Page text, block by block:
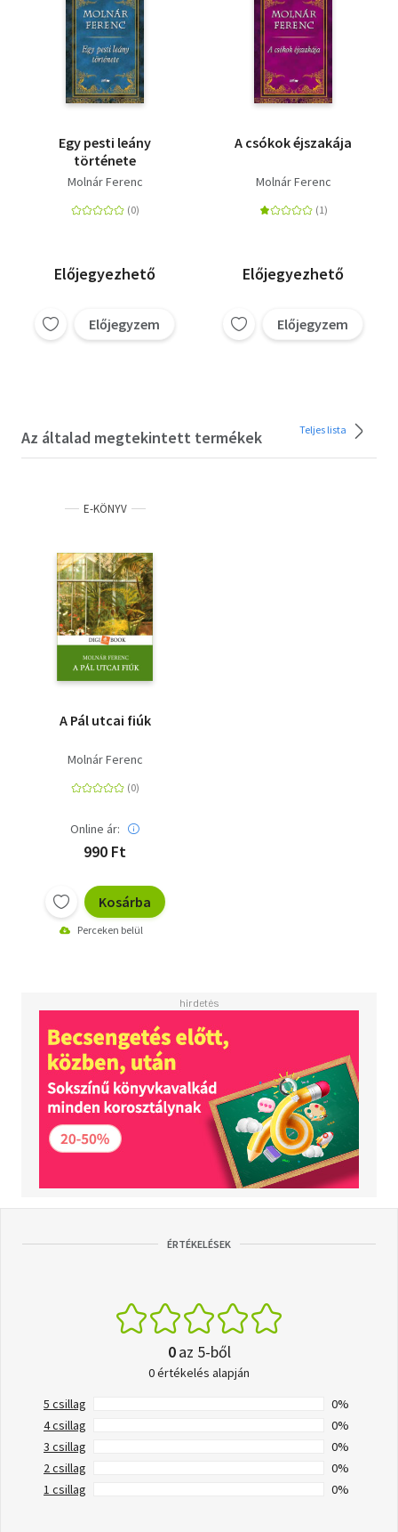
Egy pesti leány
története
Molnár Ferenc
Előjegyezhető
Előjegyzem
A csókok éjszakája
Molnár Ferenc
Előjegyezhető
Előjegyzem
Az általad megtekintett termékek Teljes lista
E-KÖNYV
A Pál utcai fiúk
Molnár Ferenc
Online ár:
990 Ft
Kosárba
Perceken belül
ÉRTÉKELÉSEK
0az 5-ből
0 értékelés alapján
5 csillag
0%
4 csillag
0%
3 csillag
0%
2 csillag
0%
1 csillag
0%